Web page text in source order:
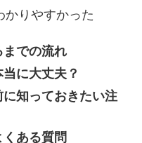
かりやすかった
での流れ
に大丈夫？
知っておきたい注
ある質問